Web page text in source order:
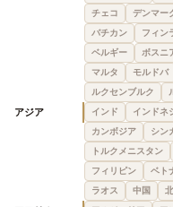
チェコ
デンマー
バチカン
フィン
ベルギー
ボスニ
マルタ
モルドバ
ルクセンブルク
アジア インド インドネ
カンボジア
シン
トルクメニスタン
フィリピン
ベト
ラオス
中国